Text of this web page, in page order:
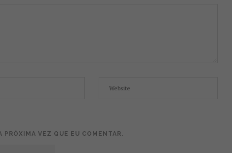
PRÓXIMA VEZ QUE EU COMENTAR.